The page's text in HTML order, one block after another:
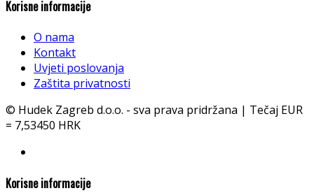
Korisne informacije
O nama
Kontakt
Uvjeti poslovanja
Zaštita privatnosti
© Hudek Zagreb d.o.o. - sva prava pridržana | Tečaj EUR
= 7,53450 HRK
Korisne informacije